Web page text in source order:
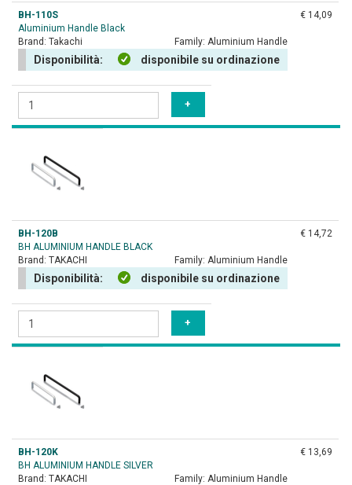
BH-110S
Aluminium Handle Black
Brand: Takachi Family: Aluminium Handle
Disponibilità: disponibile su ordinazione
€ 14,09
BH-120B
BH ALUMINIUM HANDLE BLACK
Brand: TAKACHI Family: Aluminium Handle
Disponibilità: disponibile su ordinazione
€ 14,72
BH-120K
BH ALUMINIUM HANDLE SILVER
Brand: TAKACHI Family: Aluminium Handle
€ 13,69